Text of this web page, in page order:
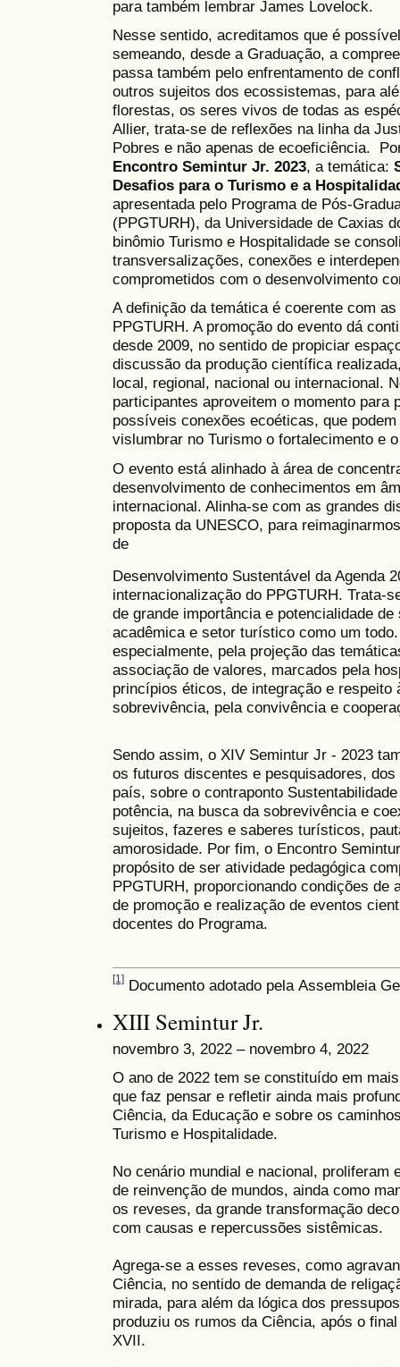
para também lembrar James Lovelock.
Nesse sentido, acreditamos que é
semeando, desde a Graduação, a
passa também pelo enfrentamento de
outros sujeitos dos ecossistemas, para
florestas, os seres vivos de todas as
Allier, trata-se de reflexões na linha da
Pobres e não apenas de ecoeficiência.
Encontro Semintur Jr. 2023, a temática:
Desafios para o Turismo e a
apresentada pelo Programa de Pós-
(PPGTURH), da Universidade de Caxias
binômio Turismo e Hospitalidade se
transversalizações, conexões e
comprometidos com o desenvolvimento
A definição da temática é coerente com
PPGTURH. A promoção do evento dá
desde 2009, no sentido de propiciar
discussão da produção científica
local, regional, nacional ou internacional.
participantes aproveitem o momento para
possíveis conexões ecoéticas, que
vislumbrar no Turismo o fortalecimento e
O evento está alinhado à área de
desenvolvimento de conhecimentos em
internacional. Alinha-se com as grandes
proposta da UNESCO, para
de
Desenvolvimento Sustentável da Agenda
internacionalização do PPGTURH. Trata-
de grande importância e potencialidade
acadêmica e setor turístico como um
especialmente, pela projeção das
associação de valores, marcados pela
princípios éticos, de integração e respeito
sobrevivência, pela convivência e
Sendo assim, o XIV Semintur Jr - 2023
os futuros discentes e pesquisadores,
país, sobre o contraponto
potência, na busca da sobrevivência e
sujeitos, fazeres e saberes turísticos,
amorosidade. Por fim, o Encontro
propósito de ser atividade pedagógica
PPGTURH, proporcionando condições de
de promoção e realização de eventos
docentes do Programa.
[1] Documento adotado pela Assembleia
XIII Semintur Jr.
novembro 3, 2022 – novembro 4, 2022
O ano de 2022 tem se constituído em
que faz pensar e refletir ainda mais
Ciência, da Educação e sobre os
Turismo e Hospitalidade.
No cenário mundial e nacional, proliferam
de reinvenção de mundos, ainda como
os reveses, da grande transformação
com causas e repercussões sistêmicas.
Agrega-se a esses reveses, como
Ciência, no sentido de demanda de
mirada, para além da lógica dos
produziu os rumos da Ciência, após o
XVII.